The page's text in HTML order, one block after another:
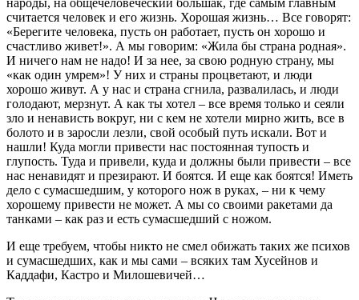
народы, на общечеловеческий большак, где са­мым главным
считается человек и его жизнь. Хорошая жизнь… Все говорят:
«Берегите человека, пусть он работает, пусть он хорошо и
счастливо живет!». А мы говорим: «Жила бы страна родная».
И ничего нам не надо! И за нее, за свою родную стра­ну, мы
«как один умрем»! У них и страны процветают, и люди
хорошо живут. А у нас и страна сгнила, развалилась, и люди
голодают, мерзнут. А как ты хотел – все время только и сеяли
зло и ненависть вокруг, ни с кем не хотели мирно жить, все в
болото и в заросли лезли, свой особый путь искали. Вот и
нашли! Куда могли привести нас постоянная тупость и
глупость. Туда и привели, куда и должны были привести – все
нас ненави­дят и презирают. И боятся. И еще как боятся! Иметь
дело с су­масшедшим, у которого нож в руках, – ни к чему
хорошему привести не может. А мы со своими ракетами да
танками – как раз и есть сумасшедший с ножом.
И еще требуем, чтобы никто не смел обижать таких же пси­хов
и сумасшедших, как и мы сами – всяких там Хусейнов и
Каддафи, Кастро и Милошевичей…